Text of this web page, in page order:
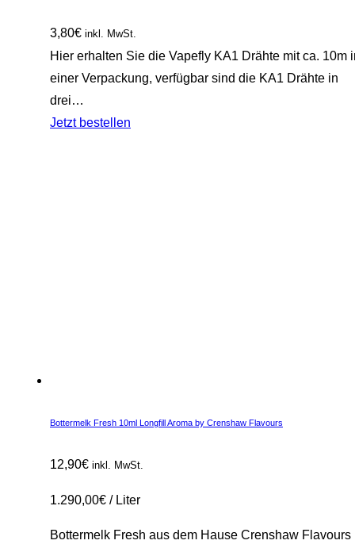
3,80€ inkl. MwSt.
Hier erhalten Sie die Vapefly KA1 Drähte mit ca. 10m
einer Verpackung, verfügbar sind die KA1 Drähte in
drei…
Jetzt bestellen
Bottermelk Fresh 10ml Longfill Aroma by Crenshaw Flavours
12,90€ inkl. MwSt.
1.290,00€ / Liter
Bottermelk Fresh aus dem Hause Crenshaw Flavours